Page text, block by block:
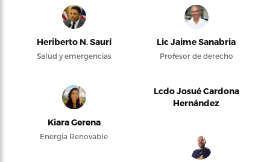
Heriberto N. Saurí
Salud y emergencias
Lic Jaime Sanabria
Profesor de derecho
Kiara Gerena
Energía Renovable
Lcdo Josué Cardona
Hernández